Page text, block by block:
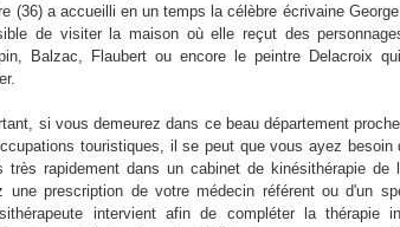
(36) a accueilli en un temps la célèbre écrivaine
de visiter la maison où elle reçut des
Balzac, Flaubert ou encore le peintre Delacroix
si vous demeurez dans ce beau département
touristiques, il se peut que vous ayez besoin
très rapidement dans un cabinet de kinésithérapie de
une prescription de votre médecin référent ou d'un
intervient afin de compléter la thérapie